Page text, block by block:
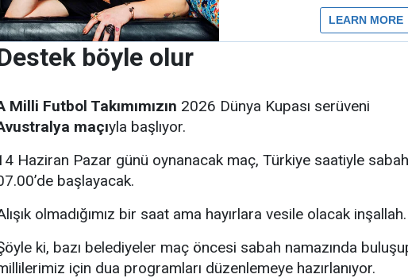
böyle olur
Milli Futbol Takımımızın 2026 Dünya Kupası serüveni
maçıyla başlıyor.
Haziran Pazar günü oynanacak maç, Türkiye saatiyle
başlayacak.
olmadığımız bir saat ama hayırlara vesile olacak inşallah.
ki, bazı belediyeler maç öncesi sabah namazında
için dua programları düzenlemeye hazırlanıyor.